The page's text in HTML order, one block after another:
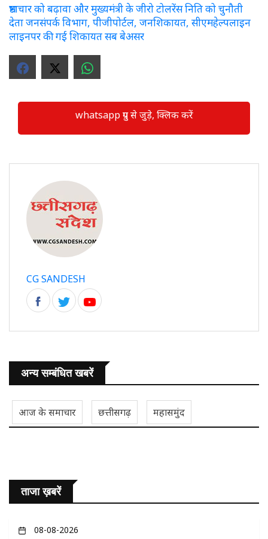
भ्रष्टाचार को बढ़ावा और मुख्यमंत्री के जीरो टोलरेंस निति को चुनौती
देता जनसंपर्क विभाग, पीजीपोर्टल, जनशिकायत, सीएमहेल्पलाइन
लाइनपर की गई शिकायत सब बेअसर
whatsapp ग्रुप से जुड़े, क्लिक करें
CG SANDESH
अन्य सम्बंधित खबरें
आज के समाचार छत्तीसगढ़ महासमुंद
ताजा ख़बरें
08-08-2026